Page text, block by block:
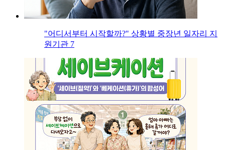
"어디서부터 시작할까?" 상황별 중장년 일자리 지
원기관 7